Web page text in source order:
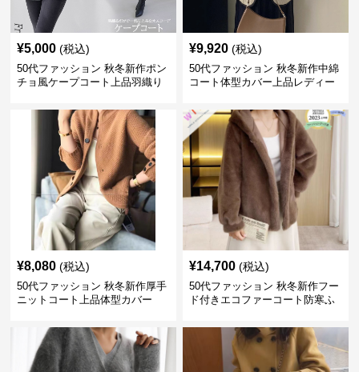
¥5,000 (税込)
50代ファッション 秋冬新作ポン
チョ風ケープコート上品羽織り
¥9,920 (税込)
50代ファッション 秋冬新作中綿
コート体型カバー上品レディー
¥8,080 (税込)
50代ファッション 秋冬新作厚手
ニットコート上品体型カバー
¥14,700 (税込)
50代ファッション 秋冬新作フー
ド付きエコファーコート防寒ふ